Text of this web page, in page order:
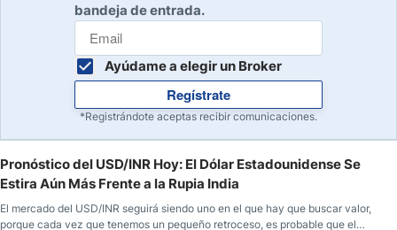
bandeja de entrada.
Ayúdame a elegir un Broker
Regístrate
*Registrándote aceptas recibir comunicaciones.
Pronóstico del USD/INR Hoy: El Dólar Estadounidense Se
Estira Aún Más Frente a la Rupia India
El mercado del USD/INR seguirá siendo uno en el que hay que buscar valor,
porque cada vez que tenemos un pequeño retroceso, es probable que el